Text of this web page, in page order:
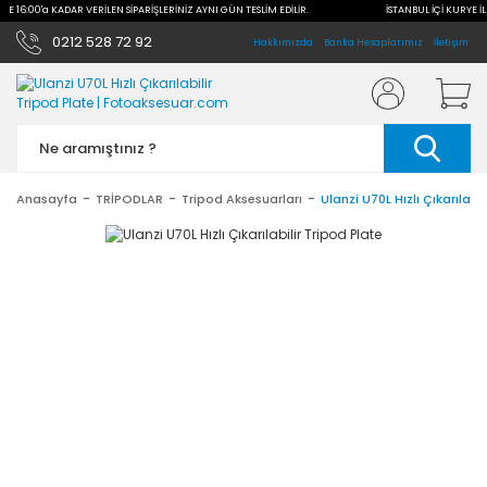
16:00'a KADAR VERİLEN SİPARİŞLERİNİZ AYNI GÜN TESLİM EDİLİR. İSTANBUL İÇİ KURYE
0212 528 72 92 Hakkımızda Banka Hesaplarımız İletişim
Anasayfa TRİPODLAR Tripod Aksesuarları Ulanzi U70L Hızlı